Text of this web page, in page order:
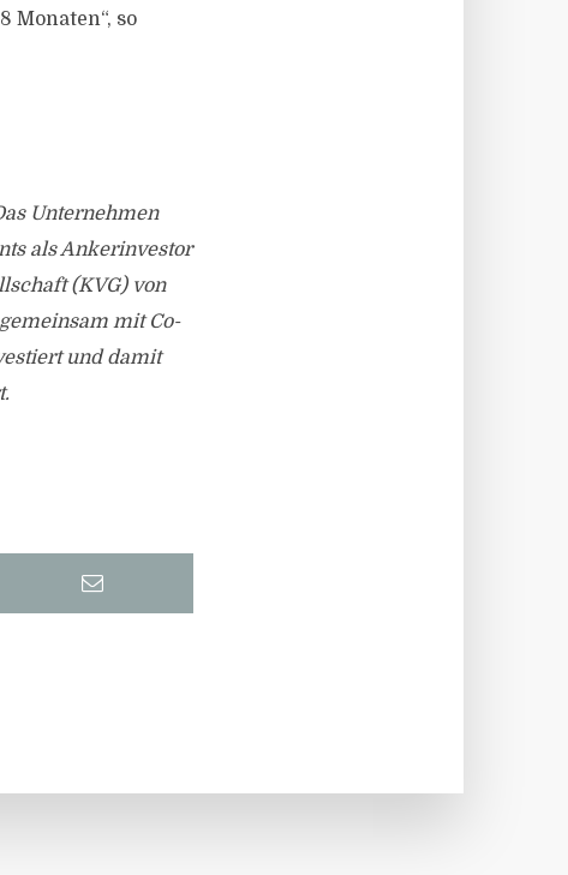
Monaten“, so
Unternehmen
als Ankerinvestor
(KVG) von
mit Co-
und damit